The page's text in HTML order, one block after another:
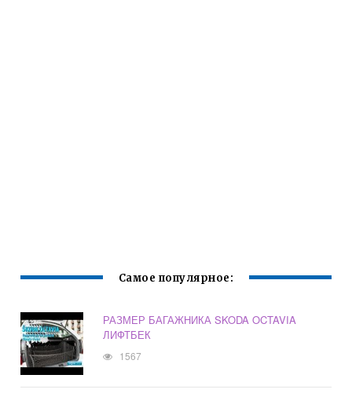
Самое популярное:
РАЗМЕР БАГАЖНИКА SKODA OCTAVIA
ЛИФТБЕК
1567